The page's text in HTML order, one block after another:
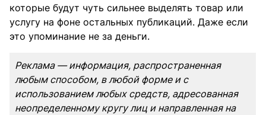
которые будут чуть сильнее выделять товар или
услугу на фоне остальных публикаций. Даже если
это упоминание не за деньги.
Реклама — информация, распространенная
любым способом, в любой форме и с
использованием любых средств, адресованная
неопределенному кругу лиц и направленная на